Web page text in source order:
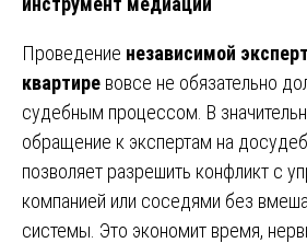
Проведение независимой
квартире вовсе не обязательно
судебным процессом. В
обращение к экспертам на
позволяет разрешить конфликт с
компанией или соседями без
системы. Это экономит время,